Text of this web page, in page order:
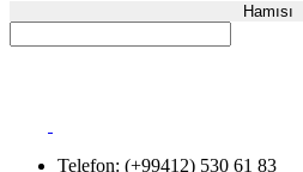
Hamısı
Telefon: (+99412) 530 61 83